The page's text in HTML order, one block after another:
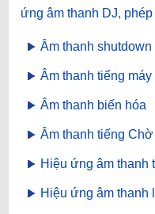
ứng âm thanh DJ,
Âm thanh
Âm thanh tiếng máy
Âm thanh biến hóa
Âm thanh tiếng
Hiệu ứng âm thanh
Hiệu ứng âm thanh